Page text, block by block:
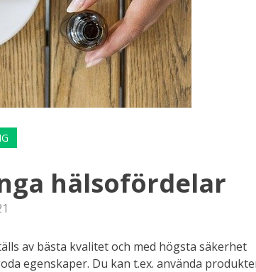
hälsofördelar
av bästa kvalitet och med högsta säkerhet
egenskaper. Du kan t.ex. använda